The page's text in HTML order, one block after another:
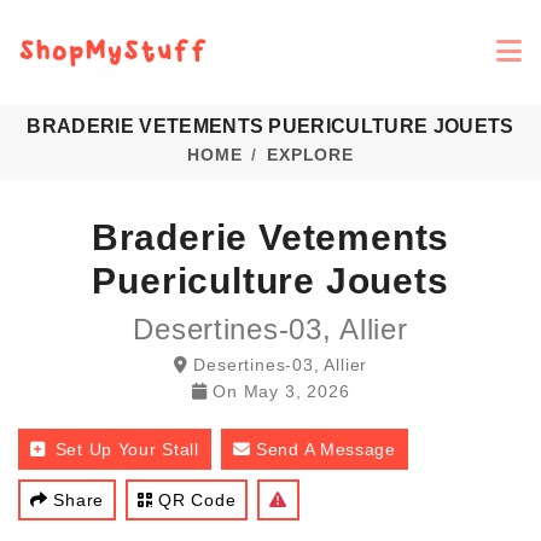
BRADERIE VETEMENTS PUERICULTURE JOUETS
HOME EXPLORE
Braderie Vetements
Puericulture Jouets
Desertines-03, Allier
Desertines-03, Allier
On May 3, 2026
Set Up Your Stall Send A Message
Share QR Code